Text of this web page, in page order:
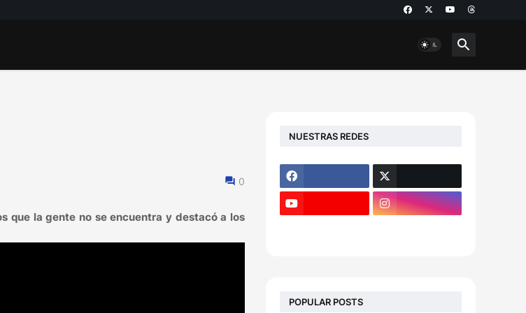
0
que la gente no se encuentra y destacó a los
NUESTRAS REDES
POPULAR POSTS